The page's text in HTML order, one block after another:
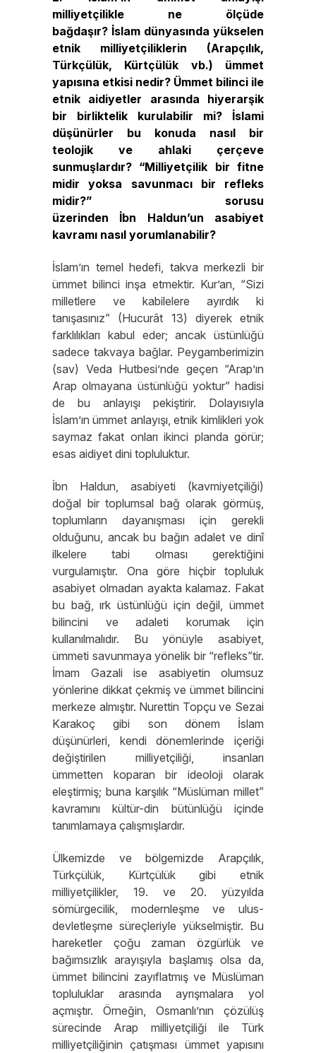
milliyetçilikle ne ölçüde
bağdaşır? İslam dünyasında yükselen
etnik milliyetçiliklerin (Arapçılık,
Türkçülük, Kürtçülük vb.) ümmet
yapısına etkisi nedir? Ümmet bilinci ile
etnik aidiyetler arasında hiyerarşik
bir birliktelik kurulabilir mi? İslami
düşünürler bu konuda nasıl bir
teolojik ve ahlaki çerçeve
sunmuşlardır? “Milliyetçilik bir fitne
midir yoksa savunmacı bir refleks
midir?” sorusu
üzerinden İbn Haldun’un asabiyet
kavramı nasıl yorumlanabilir?
İslam’ın temel hedefi, takva merkezli bir
ümmet bilinci inşa etmektir. Kur’an, “Sizi
milletlere ve kabilelere ayırdık ki
tanışasınız” (Hucurât 13) diyerek etnik
farklılıkları kabul eder; ancak üstünlüğü
sadece takvaya bağlar. Peygamberimizin
(sav) Veda Hutbesi’nde geçen “Arap’ın
Arap olmayana üstünlüğü yoktur” hadisi
de bu anlayışı pekiştirir. Dolayısıyla
İslam’ın ümmet anlayışı, etnik kimlikleri yok
saymaz fakat onları ikinci planda görür;
esas aidiyet dini topluluktur.
İbn Haldun, asabiyeti (kavmiyetçiliği)
doğal bir toplumsal bağ olarak görmüş,
toplumların dayanışması için gerekli
olduğunu, ancak bu bağın adalet ve dinî
ilkelere tabi olması gerektiğini
vurgulamıştır. Ona göre hiçbir topluluk
asabiyet olmadan ayakta kalamaz. Fakat
bu bağ, ırk üstünlüğü için değil, ümmet
bilincini ve adaleti korumak için
kullanılmalıdır. Bu yönüyle asabiyet,
ümmeti savunmaya yönelik bir “refleks”tir.
İmam Gazali ise asabiyetin olumsuz
yönlerine dikkat çekmiş ve ümmet bilincini
merkeze almıştır. Nurettin Topçu ve Sezai
Karakoç gibi son dönem İslam
düşünürleri, kendi dönemlerinde içeriği
değiştirilen milliyetçiliği, insanları
ümmetten koparan bir ideoloji olarak
eleştirmiş; buna karşılık “Müslüman millet”
kavramını kültür-din bütünlüğü içinde
tanımlamaya çalışmışlardır.
Ülkemizde ve bölgemizde Arapçılık,
Türkçülük, Kürtçülük gibi etnik
milliyetçilikler, 19. ve 20. yüzyılda
sömürgecilik, modernleşme ve ulus-
devletleşme süreçleriyle yükselmiştir. Bu
hareketler çoğu zaman özgürlük ve
bağımsızlık arayışıyla başlamış olsa da,
ümmet bilincini zayıflatmış ve Müslüman
topluluklar arasında ayrışmalara yol
açmıştır. Örneğin, Osmanlı’nın çözülüş
sürecinde Arap milliyetçiliği ile Türk
milliyetçiliğinin çatışması ümmet yapısını